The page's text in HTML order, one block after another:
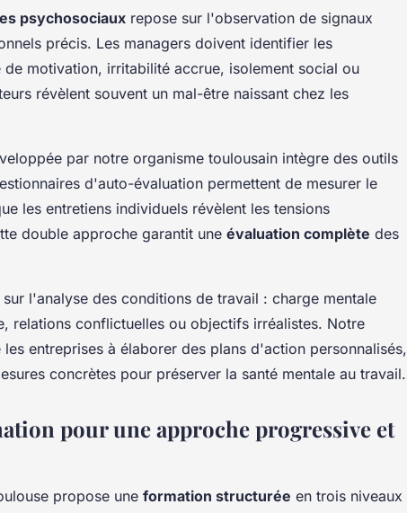
psychosociaux repose sur l'observation de signaux
précis. Les managers doivent identifier les
motivation, irritabilité accrue, isolement social ou
révèlent souvent un mal-être naissant chez les
par notre organisme toulousain intègre des outils
d'auto-évaluation permettent de mesurer le
les entretiens individuels révèlent les tensions
double approche garantit une évaluation complète des
l'analyse des conditions de travail : charge mentale
relations conflictuelles ou objectifs irréalistes. Notre
entreprises à élaborer des plans d'action personnalisés,
concrètes pour préserver la santé mentale au travail.
pour une approche progressive et
propose une formation structurée en trois niveaux